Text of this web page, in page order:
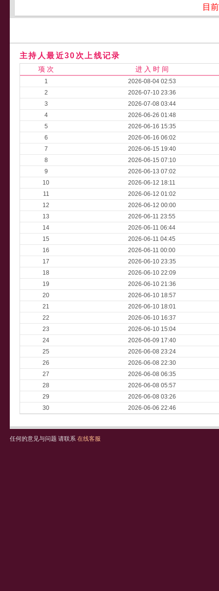
目
主持人最近30次上线记录
项 次 进 入 时 间
1
2026-08-04 02:53
2
2026-07-10 23:36
3
2026-07-08 03:44
4
2026-06-26 01:48
5
2026-06-16 15:35
6
2026-06-16 06:02
7
2026-06-15 19:40
8
2026-06-15 07:10
9
2026-06-13 07:02
10
2026-06-12 18:11
11
2026-06-12 01:02
12
2026-06-12 00:00
13
2026-06-11 23:55
14
2026-06-11 06:44
15
2026-06-11 04:45
16
2026-06-11 00:00
17
2026-06-10 23:35
18
2026-06-10 22:09
19
2026-06-10 21:36
20
2026-06-10 18:57
21
2026-06-10 18:01
22
2026-06-10 16:37
23
2026-06-10 15:04
24
2026-06-09 17:40
25
2026-06-08 23:24
26
2026-06-08 22:30
27
2026-06-08 06:35
28
2026-06-08 05:57
29
2026-06-08 03:26
30
2026-06-06 22:46
任何的意见与问题 请联系 在线客服